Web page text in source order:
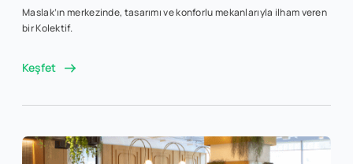
Maslak’ın merkezinde, tasarımı ve konforlu mekanlarıyla ilham veren
bir Kolektif.
Keşfet